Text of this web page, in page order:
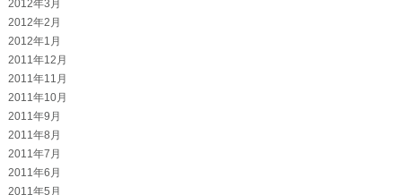
2012年3月
2012年2月
2012年1月
2011年12月
2011年11月
2011年10月
2011年9月
2011年8月
2011年7月
2011年6月
2011年5月